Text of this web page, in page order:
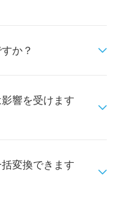
か？
響を受けます
変換できます